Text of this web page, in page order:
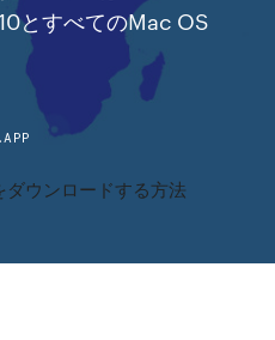
とすべてのMac OS
ウンロードする方法